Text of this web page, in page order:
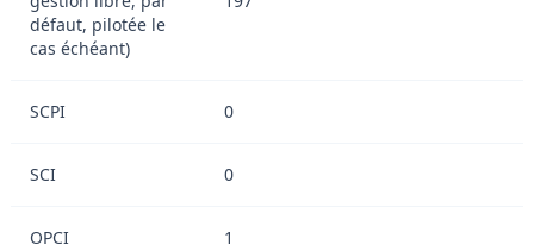
défaut, pilotée le
cas échéant)
SCPI 0
SCI 0
OPCI 1